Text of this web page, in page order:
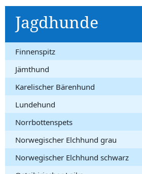
Jagdhunde
Finnenspitz
Jämthund
Karelischer Bärenhund
Lundehund
Norrbottenspets
Norwegischer Elchhund grau
Norwegischer Elchhund schwarz